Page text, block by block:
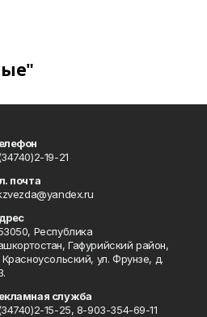
19-21
почта
Республика
Гафурийский район,
Красноусольский, ул. Фрунзе, д.
служба
15-25, 8-903-354-69-11